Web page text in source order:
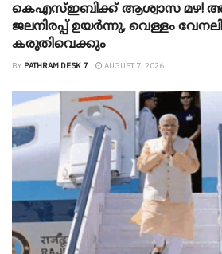
കെഎസ്ഇബിക്ക് ആശ്വാസ മഴ!
ജലനിരപ്പ് ഉയർന്നു, വെള്ളം
കരുതിവെക്കും
BY PATHRAM DESK 7 AUGUST 7, 2026